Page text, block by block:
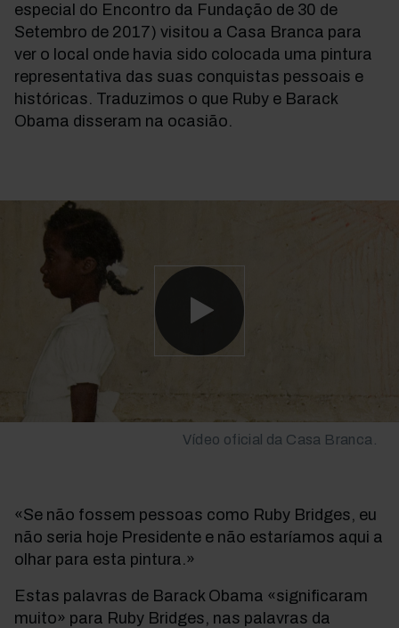
especial do Encontro da Fundação de 30 de
Setembro de 2017) visitou a Casa Branca para
ver o local onde havia sido colocada uma pintura
representativa das suas conquistas pessoais e
históricas. Traduzimos o que Ruby e Barack
Obama disseram na ocasião.
Vídeo oficial da Casa Branca.
«Se não fossem pessoas como Ruby Bridges, eu
não seria hoje Presidente e não estaríamos aqui a
olhar para esta pintura.»
Estas palavras de Barack Obama «significaram
muito» para Ruby Bridges, nas palavras da